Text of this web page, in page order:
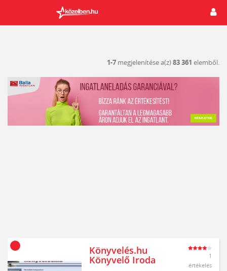
1-7 megjelenítése a(z)83 361 elemből.
Könyvelés.hu
Könyvelő Iroda
1
értékelés